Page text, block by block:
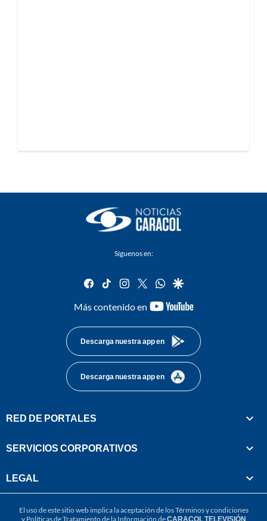
Síguenos en:
facebook
tiktok instagram
twitterwhatsapp
google
Más contenido en
youtube-
Descarga nuestra app en
Descarga nuestra app en
RED DE PORTALES
SERVICIOS CORPORATIVOS
LEGAL
El uso de este sitio web implica la aceptación de losTérminos y condiciones
y Políticas de Tratamiento de la Información deCARACOL TELEVISIÓN